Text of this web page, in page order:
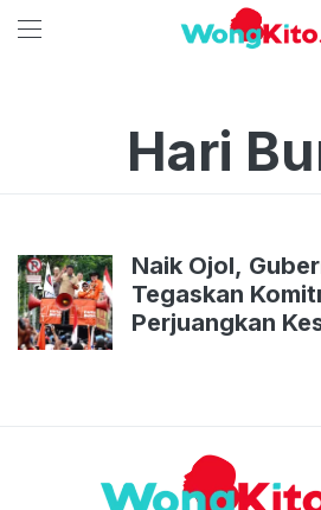
Hari
Naik Ojol,
Tegaskan
Perjuangkan